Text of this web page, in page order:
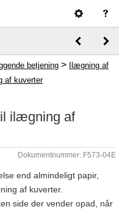
betjening >
Ilægning af
af kuverter
ilægning af
Dokumentnummer: F573-04E
end almindeligt papir,
af kuverter.
side der vender opad, når